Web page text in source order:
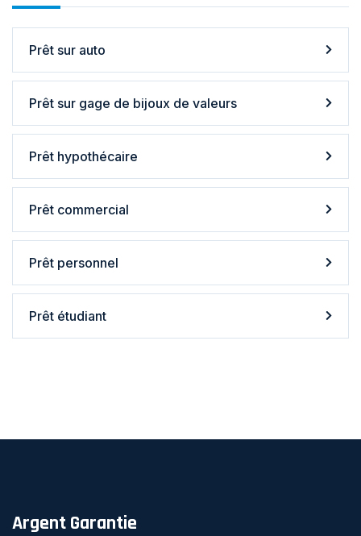
Prêt sur auto
Prêt sur gage de bijoux de valeurs
Prêt hypothécaire
Prêt commercial
Prêt personnel
Prêt étudiant
Argent Garantie